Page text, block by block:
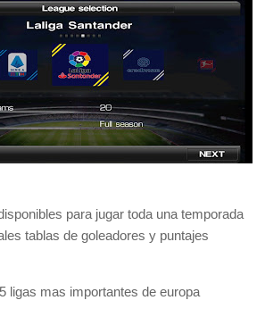
para jugar toda una temporada
tablas de goleadores y puntajes
ligas mas importantes de europa